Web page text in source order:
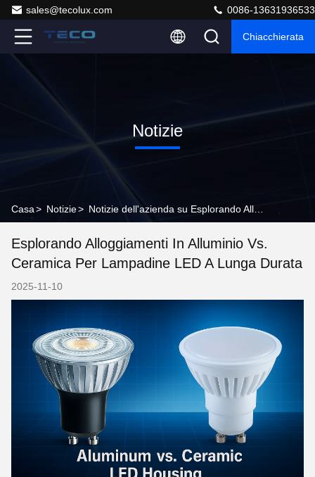
sales@tecolux.com 0086-13631936533
Chiacchierata
Notizie
Casa> Notizie>
Esplorando Alloggiamenti In Alluminio Vs.
Ceramica Per Lampadine LED A Lunga Durata
2025-11-10